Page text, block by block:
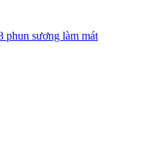
phun sương làm mát